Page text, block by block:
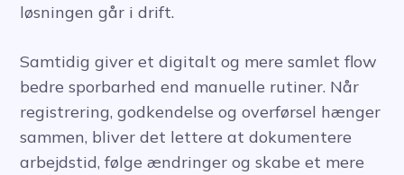
løsningen går i drift.
Samtidig giver et digitalt og mere samlet flow
bedre sporbarhed end manuelle rutiner. Når
registrering, godkendelse og overførsel hænger
sammen, bliver det lettere at dokumentere
arbejdstid, følge ændringer og skabe et mere